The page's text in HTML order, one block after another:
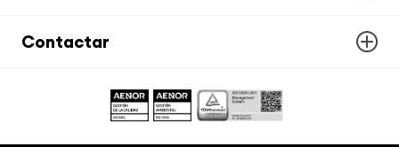
Contactar